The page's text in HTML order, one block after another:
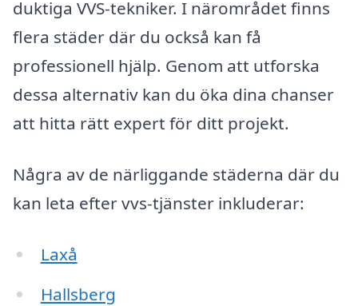
duktiga VVS-tekniker. I närområdet finns
flera städer där du också kan få
professionell hjälp. Genom att utforska
dessa alternativ kan du öka dina chanser
att hitta rätt expert för ditt projekt.
Några av de närliggande städerna där du
kan leta efter vvs-tjänster inkluderar:
Laxå
Hallsberg